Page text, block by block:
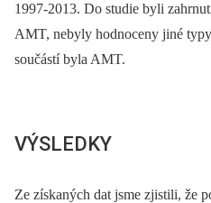
1997-2013. Do studie byli
AMT, nebyly hodnoceny jiné
součástí byla AMT.
VÝSLEDKY
Ze získaných dat jsme zjistili, že